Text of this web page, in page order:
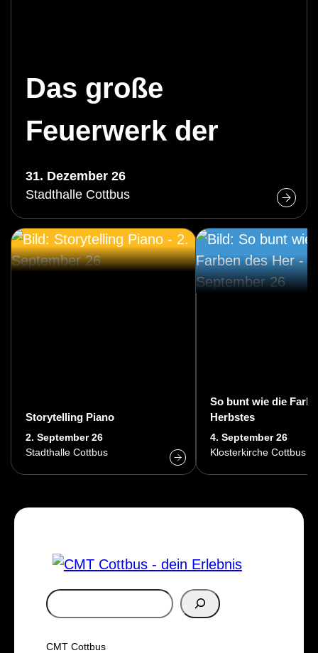
Das große
Feuerwerk der
Operette
31. Dezember 26
Stadthalle Cottbus
Storytelling Piano
2. September 26
Stadthalle Cottbus
So bunt wie die
Herbstes
4. September 26
Klosterkirche Cottbus
S
u
c
CMT Cottbus